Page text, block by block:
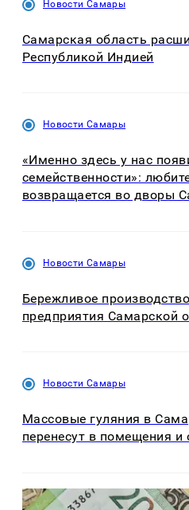
Новости Самары
Самарская область
Республикой Индией
Новости Самары
«Именно здесь у нас
семейственности»:
возвращается во дворы
Новости Самары
Бережливое
предприятия Самарской
Новости Самары
Массовые гуляния в
перенесут в помещения и